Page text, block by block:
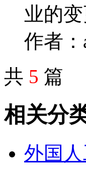
业的
作者：
共 5 篇
相关分
外国